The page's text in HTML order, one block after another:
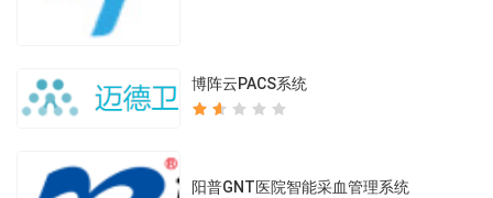
博阵云PACS系统
阳普GNT医院智能采血管理系统